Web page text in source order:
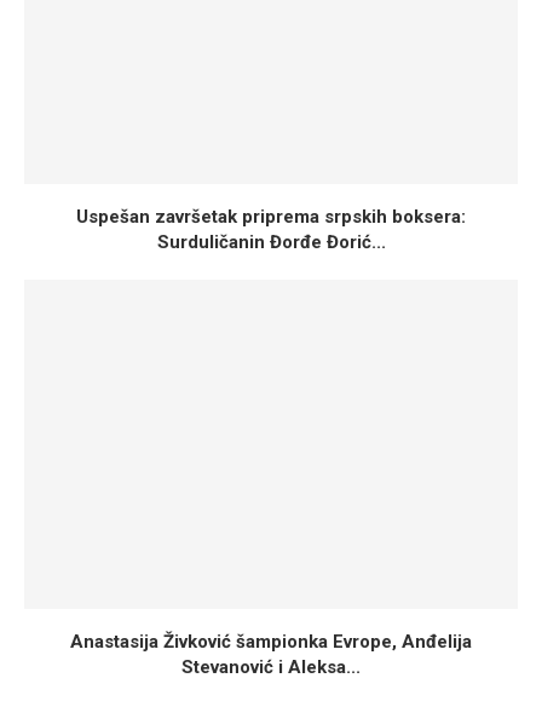
Uspešan završetak priprema srpskih boksera:
Surduličanin Đorđe Đorić...
Anastasija Živković šampionka Evrope, Anđelija
Stevanović i Aleksa...